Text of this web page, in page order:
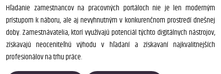
Hľadanie zamestnancov na pracovných portáloch nie je len moderným
prístupom k náboru, ale aj nevyhnutným v konkurenčnom prostredí dnešnej
doby. Zamestnávatelia, ktorí využívajú potenciál týchto digitálnych nástrojov,
získavajú neoceniteľnú výhodu v hľadaní a získavaní najkvalitnejších
profesionálov na trhu práce.